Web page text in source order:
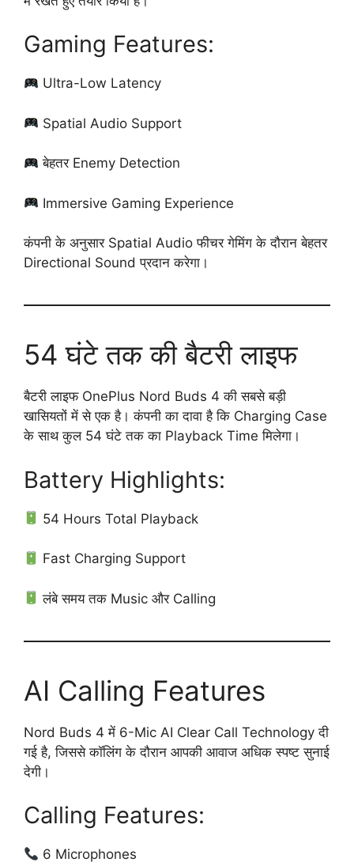
Gaming Features:
Ultra-Low Latency
Spatial Audio Support
बेहतर Enemy Detection
Immersive Gaming Experience
कंपनी के अनुसार Spatial Audio फीचर गेमिंग के दौरान बेहतर
Directional Sound प्रदान करेगा।
54 घंटे तक की बैटरी लाइफ
बैटरी लाइफ OnePlus Nord Buds 4 की सबसे बड़ी
खासियतों में से एक है। कंपनी का दावा है कि Charging Case
के साथ कुल 54 घंटे तक का Playback Time मिलेगा।
Battery Highlights:
54 Hours Total Playback
Fast Charging Support
लंबे समय तक Music और Calling
AI Calling Features
Nord Buds 4 में 6-Mic AI Clear Call Technology दी
गई है, जिससे कॉलिंग के दौरान आपकी आवाज अधिक स्पष्ट सुनाई
देगी।
Calling Features:
6 Microphones